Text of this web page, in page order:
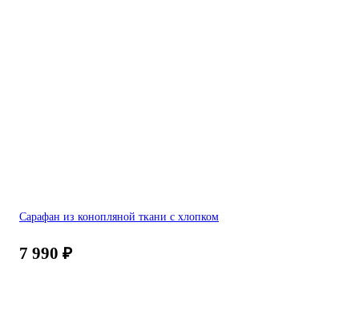
Сарафан из конопляной ткани с хлопком
7 990 ₽